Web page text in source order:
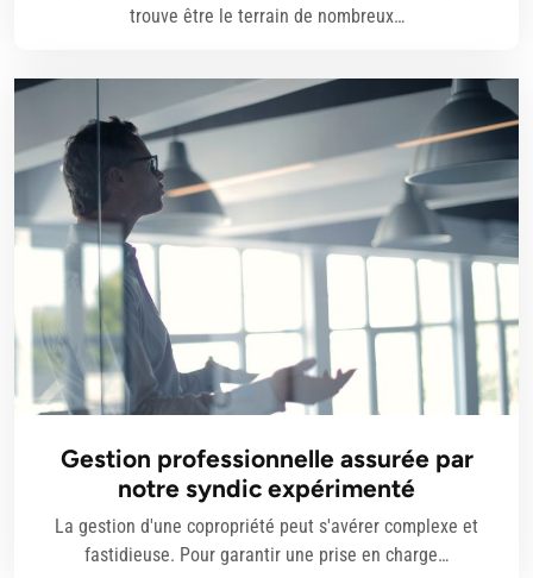
trouve être le terrain de nombreux…
Gestion professionnelle assurée par
notre syndic expérimenté
La gestion d'une copropriété peut s'avérer complexe et
fastidieuse. Pour garantir une prise en charge…